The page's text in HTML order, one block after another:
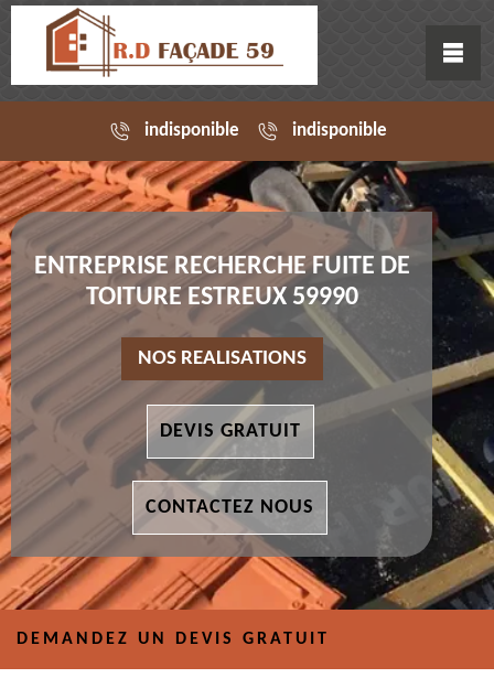
indisponible indisponible
ENTREPRISE RECHERCHE FUITE DE
TOITURE ESTREUX 59990
NOS REALISATIONS
DEVIS GRATUIT
CONTACTEZ NOUS
DEMANDEZ UN DEVIS GRATUIT